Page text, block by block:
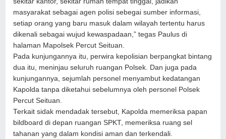
masyarakat sebagai agen polisi sebegai sumber informasi,
setiap orang yang baru masuk dalam wilayah tertentu harus
dikenali sebagai wujud kewaspadaan,” tegas Paulus di
halaman Mapolsek Percut Seituan.
Pada kunjungannya itu, perwira kepolisian berpangkat bintang
dua itu, meninjau seluruh ruangan Polsek. Dan juga pada
kunjungannya, sejumlah personel menyambut kedatangan
Kapolda tanpa diketahui sebelumnya oleh personel Polsek
Percut Seituan.
Terkait sidak mendadak tersebut, Kapolda memeriksa papan
bildboard di depan ruangan SPKT, memeriksa ruang sel
tahanan yang dalam kondisi aman dan terkendali.